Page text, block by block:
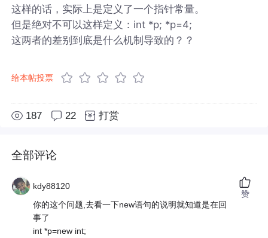
这样的话，实际上是定义了一个指针常量。
但是绝对不可以这样定义：int *p; *p=4;
这两者的差别到底是什么机制导致的？？
给本帖投票
187 22 打赏
全部评论
kdy88120
你的这个问题,去看一下new语句的说明就知道是在回
事了
int *p=new int;
赞